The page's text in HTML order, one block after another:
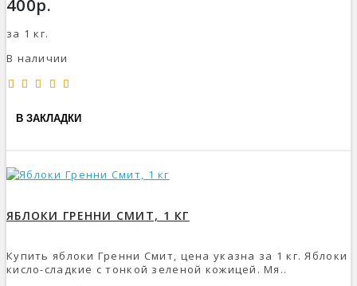
400р.
за 1 кг.
В наличии
В ЗАКЛАДКИ
ЯБЛОКИ ГРЕННИ СМИТ, 1 КГ
Купить яблоки Гренни Смит, цена указна за 1 кг. Яблоки
кисло-сладкие с тонкой зеленой кожицей. Мя..